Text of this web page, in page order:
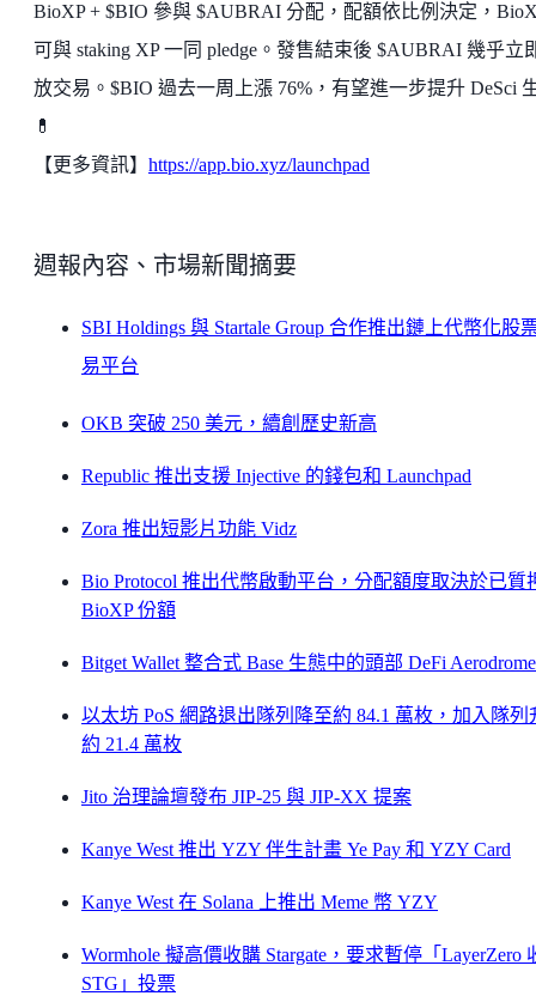
BioXP + $BIO 參與 $AUBRAI 分配，配額依比例決定，
可與 staking XP 一同 pledge。發售結束後 $AUBRAI 幾乎立
放交易。$BIO 過去一周上漲 76%，有望進一步提升 DeSci
💊
【更多資訊】 https://app.bio.xyz/launchpad
週報內容、市場新聞摘要
SBI Holdings 與 Startale Group 合作推出鏈上代幣化股
易平台
OKB 突破 250 美元，續創歷史新高
Republic 推出支援 Injective 的錢包和 Launchpad
Zora 推出短影片功能 Vidz
Bio Protocol 推出代幣啟動平台，分配額度取決於已質
BioXP 份額
Bitget Wallet 整合式 Base 生態中的頭部 DeFi Aerodrome
以太坊 PoS 網路退出隊列降至約 84.1 萬枚，加入隊列
約 21.4 萬枚
Jito 治理論壇發布 JIP-25 與 JIP-XX 提案
Kanye West 推出 YZY 伴生計畫 Ye Pay 和 YZY Card
Kanye West 在 Solana 上推出 Meme 幣 YZY
Wormhole 擬高價收購 Stargate，要求暫停「LayerZero
STG」投票